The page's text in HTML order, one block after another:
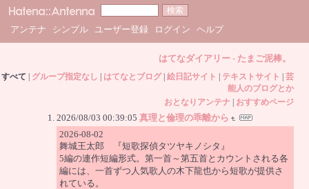
アンテナ シンプル ユーザー登録 ログイン ヘルプ
はてなダイアリー - たまご泥棒。
すべて | グループ指定なし | はてなとブログ| 絵日記サイト | テキストサイト | 芸
能人のブログとか
おとなりアンテナ| おすすめページ
2026/08/03 00:39:05 真理と倫理の乖離から
2026-08-02
舞城王太郎 『短歌探偵タツヤキノシタ』
5編の連作短編形式。第一首～第五首とカウントされる各
編には、一首ずつ人気歌人の木下龍也から短歌が提供さ
れている。